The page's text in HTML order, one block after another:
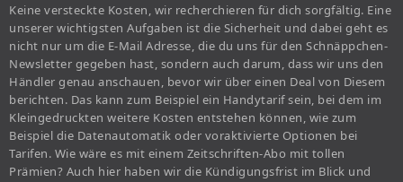
Keine versteckte Kosten, wir recherchieren für dich sorgfältig. Eine
unserer wichtigsten Aufgaben ist die Sicherheit und dabei geht es
nicht nur um die E-Mail Adresse, die du uns für den Schnäppchen-
Newsletter gegeben hast, sondern auch darum, dass wir uns den
Händler genau anschauen, bevor wir über einen Deal von Diesem
berichten. Das kann zum Beispiel ein Handytarif sein, bei dem im
Kleingedruckten weitere Kosten entstehen können, wie zum
Beispiel die Datenautomatik oder voraktivierte Optionen bei
Tarifen. Wie wäre es mit einem Zeitschriften-Abo mit tollen
Prämien? Auch hier haben wir die Kündigungsfrist im Blick und